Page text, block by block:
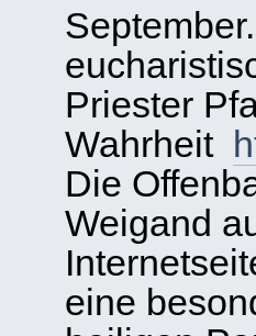
Priester
Wahrheit
Die
Weigand
eine